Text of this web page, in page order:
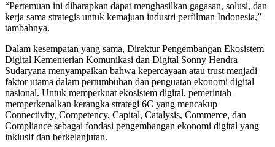
“Pertemuan ini diharapkan dapat menghasilkan gagasan, solusi, dan
kerja sama strategis untuk kemajuan industri perfilman Indonesia,”
tambahnya.
Dalam kesempatan yang sama, Direktur Pengembangan Ekosistem
Digital Kementerian Komunikasi dan Digital Sonny Hendra
Sudaryana menyampaikan bahwa kepercayaan atau trust menjadi
faktor utama dalam pertumbuhan dan penguatan ekonomi digital
nasional. Untuk memperkuat ekosistem digital, pemerintah
memperkenalkan kerangka strategi 6C yang mencakup
Connectivity, Competency, Capital, Catalysis, Commerce, dan
Compliance sebagai fondasi pengembangan ekonomi digital yang
inklusif dan berkelanjutan.